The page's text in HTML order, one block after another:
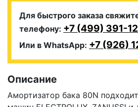
Для быстрого заказа
телефону: +7 (499) 391-
Или в WhatsApp: +7 (926)
Описание
Амортизатор бака 80N